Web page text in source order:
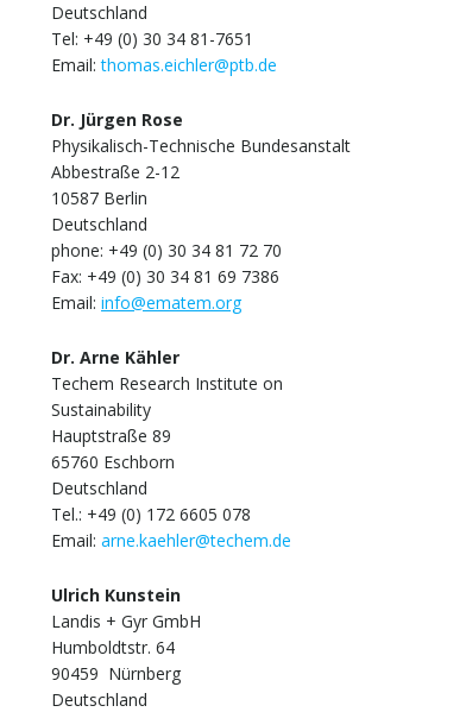
Deutschland
Tel: +49 (0) 30 34 81-7651
Email:thomas.eichler@ptb.de
Dr. Jürgen Rose
Physikalisch-Technische Bundesanstalt
Abbestraße 2-12
10587 Berlin
Deutschland
phone: +49 (0) 30 34 81 72 70
Fax: +49 (0) 30 34 81 69 7386
Email: info@ematem.org
Dr. Arne Kähler
Techem Research Institute on
Sustainability
Hauptstraße 89
65760 Eschborn
Deutschland
Tel.: +49 (0) 172 6605 078
Email: arne.kaehler@techem.de
Ulrich Kunstein
Landis + Gyr GmbH
Humboldtstr. 64
90459 Nürnberg
Deutschland